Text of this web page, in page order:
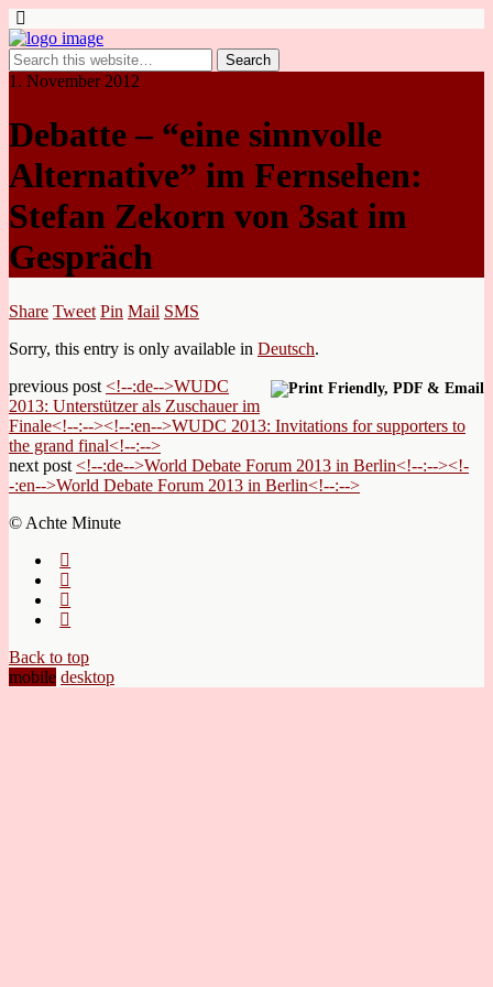
1. November 2012
Debatte – “eine sinnvolle
Alternative” im Fernsehen:
Stefan Zekorn von 3sat im
Gespräch
Share Tweet Pin Mail SMS
Sorry, this entry is only available in Deutsch.
previous post <!--:de-->WUDC
2013: Unterstützer als Zuschauer im
Finale<!--:--><!--:en-->WUDC 2013: Invitations for supporters to
the grand final<!--:-->
next post <!--:de-->World Debate Forum 2013 in Berlin<!--:--><!-
-:en-->World Debate Forum 2013 in Berlin<!--:-->
© Achte Minute
Back to top
mobile desktop